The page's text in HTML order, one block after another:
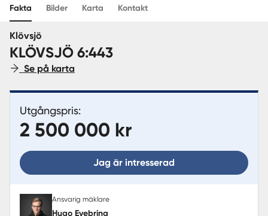
Sverige
Fakta Bilder Karta Kontakt
Klövsjö
KLÖVSJÖ 6:443
Se på karta
Utgångspris:
2 500 000 kr
Jag är intresserad
Ansvarig mäklare
Hugo Evebring